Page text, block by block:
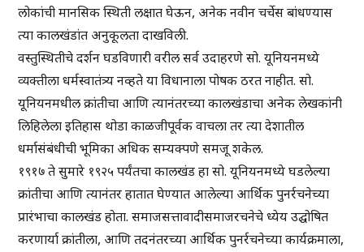
लोकांची मानसिक स्थिती लक्षात घेऊन, अनेक नवीन चर्चेस बांधण्यास
त्या कालखंडांत अनुकूलता दाखविली.
वस्तुस्थितीचे दर्शन घडविणारी वरील सर्व उदाहरणे सो. यूनियनमध्ये
व्यक्तीला धर्मस्वातंत्र्य नव्हते या विधानाला पोषक ठरत नाहीत. सो.
यूनियनमधील क्रांतीचा आणि त्यानंतरच्या कालखंडाचा अनेक लेखकांनी
लिहिलेला इतिहास थोडा काळजीपूर्वक वाचला तर त्या देशातील
धर्मासंबंधीची भूमिका अधिक सम्यक्पणे समजू शकेल.
१९१७ ते सुमारे १९२५ पर्यंतचा कालखंड हा सो. यूनियनमध्ये घडलेल्या
क्रांतीचा आणि त्यानंतर हातात घेण्यात आलेल्या आर्थिक पुनर्रचनेच्या
प्रारंभाचा कालखंड होता. समाजसत्तावादीसमाजरचनेचे ध्येय उद्घोषित
करणार्या क्रांतीला, आणि तदनंतरच्या आर्थिक पुनर्रचनेच्या कार्यक्रमाला,